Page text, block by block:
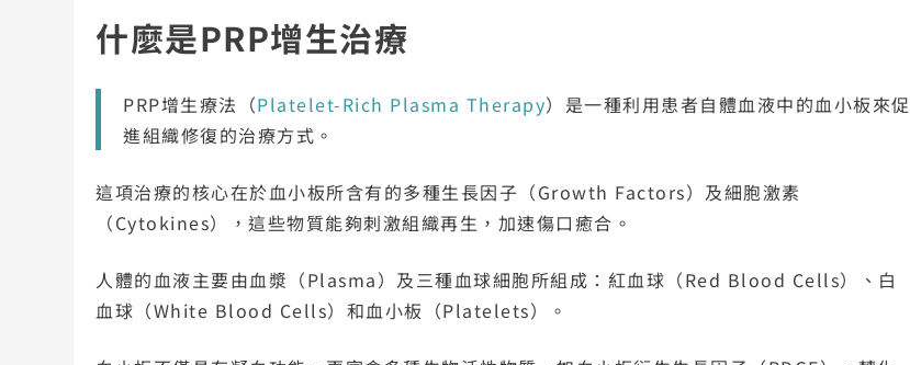
什麼是PRP增生治療
PRP增生療法（Platelet-Rich Plasma Therapy）是一種利用患者自體血液中的血小板來促
進組織修復的治療方式。
這項治療的核心在於血小板所含有的多種生長因子（Growth Factors）及細胞激素
（Cytokines），這些物質能夠刺激組織再生，加速傷口癒合。
人體的血液主要由血漿（Plasma）及三種血球細胞所組成：紅血球（Red Blood Cells）、白
血球（White Blood Cells）和血小板（Platelets）。